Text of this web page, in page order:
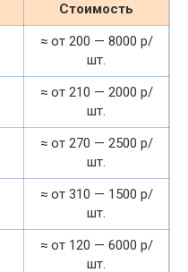
Стоимость
≈ от 200 — 8000 р/
шт.
≈ от 210 — 2000 р/
шт.
≈ от 270 — 2500 р/
шт.
≈ от 310 — 1500 р/
шт.
≈ от 120 — 6000 р/
шт.